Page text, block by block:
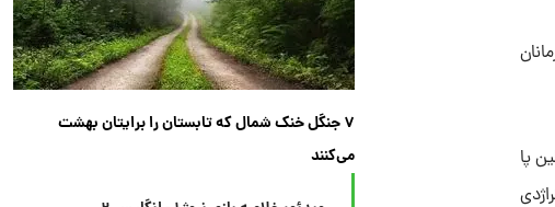
پا
۷ جنگل خنک شمال که تابستان را برایتان بهشت
می‌کنند